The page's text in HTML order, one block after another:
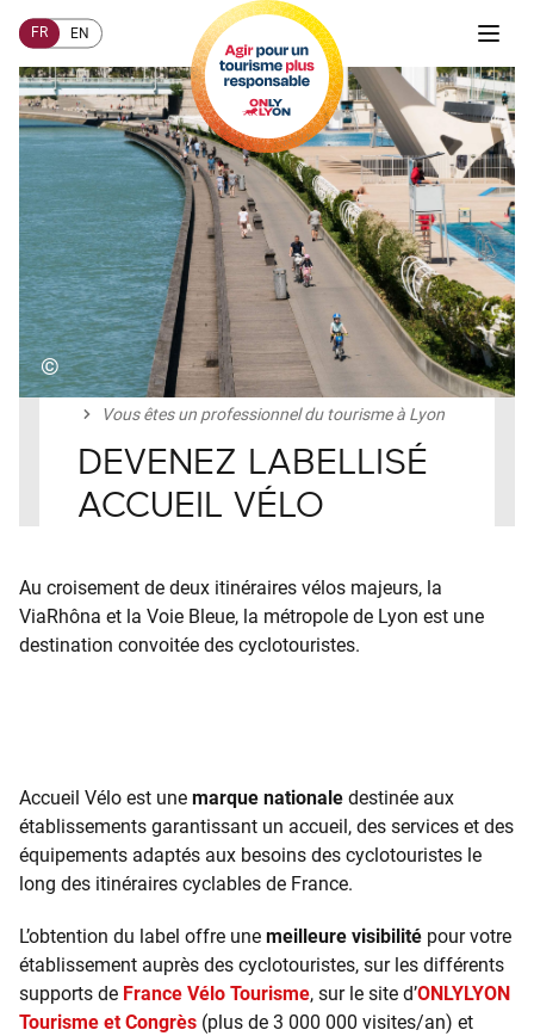
FR EN
© Accueil
COMMENT AGIR ?
Professionnels du tourisme
Vous êtes un professionnel du tourisme à Lyon
DEVENEZ LABELLISÉ
ACCUEIL VÉLO
Au croisement de deux itinéraires vélos majeurs, la
ViaRhôna et la Voie Bleue, la métropole de Lyon est une
destination convoitée des cyclotouristes.
Accueil Vélo est une marque nationale destinée aux
établissements garantissant un accueil, des services et des
équipements adaptés aux besoins des cyclotouristes le
long des itinéraires cyclables de France.
L’obtention du label offre une meilleure visibilité pour votre
établissement auprès des cyclotouristes, sur les différents
supports de France Vélo Tourisme, sur le site d’ONLYLYON
Tourisme et Congrès (plus de 3 000 000 visites/an) et